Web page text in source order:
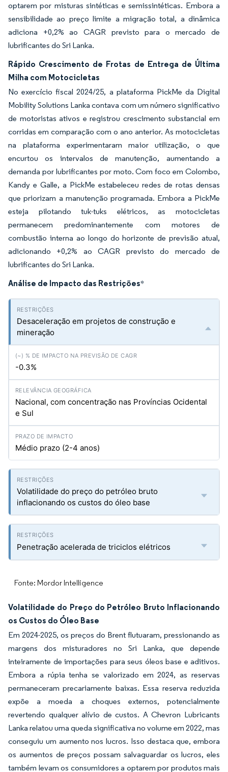
optarem por misturas sintéticas e semissintéticas. Embora a
sensibilidade ao preço limite a migração total, a dinâmica
adiciona +0,2% ao CAGR previsto para o mercado de
lubrificantes do Sri Lanka.
Rápido Crescimento de Frotas de Entrega de Última
Milha com Motocicletas
No exercício fiscal 2024/25, a plataforma PickMe da Digital
Mobility Solutions Lanka contava com um número significativo
de motoristas ativos e registrou crescimento substancial em
corridas em comparação com o ano anterior. As motocicletas
na plataforma experimentaram maior utilização, o que
encurtou os intervalos de manutenção, aumentando a
demanda por lubrificantes por moto. Com foco em Colombo,
Kandy e Galle, a PickMe estabeleceu redes de rotas densas
que priorizam a manutenção programada. Embora a PickMe
esteja pilotando tuk-tuks elétricos, as motocicletas
permanecem predominantemente com motores de
combustão interna ao longo do horizonte de previsão atual,
adicionando +0,2% ao CAGR previsto do mercado de
lubrificantes do Sri Lanka.
Análise de Impacto das Restrições*
Desaceleração em projetos de construção e
mineração
-0.3%
Nacional, com concentração nas Províncias Ocidental
e Sul
Médio prazo (2-4 anos)
Volatilidade do preço do petróleo bruto
inflacionando os custos do óleo base
Penetração acelerada de triciclos elétricos
Fonte: Mordor Intelligence
Volatilidade do Preço do Petróleo Bruto Inflacionando
os Custos do Óleo Base
Em 2024-2025, os preços do Brent flutuaram, pressionando as
margens dos misturadores no Sri Lanka, que depende
inteiramente de importações para seus óleos base e aditivos.
Embora a rúpia tenha se valorizado em 2024, as reservas
permaneceram precariamente baixas. Essa reserva reduzida
expõe a moeda a choques externos, potencialmente
revertendo qualquer alívio de custos. A Chevron Lubricants
Lanka relatou uma queda significativa no volume em 2022, mas
conseguiu um aumento nos lucros. Isso destaca que, embora
os aumentos de preços possam salvaguardar os lucros, eles
também levam os consumidores a optarem por produtos mais